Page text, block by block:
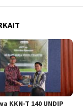
KKN-T 140 UNDIP